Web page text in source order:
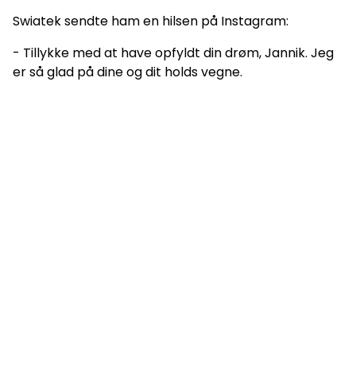
Swiatek sendte ham en hilsen på Instagram:
- Tillykke med at have opfyldt din drøm, Jannik. Jeg
er så glad på dine og dit holds vegne.